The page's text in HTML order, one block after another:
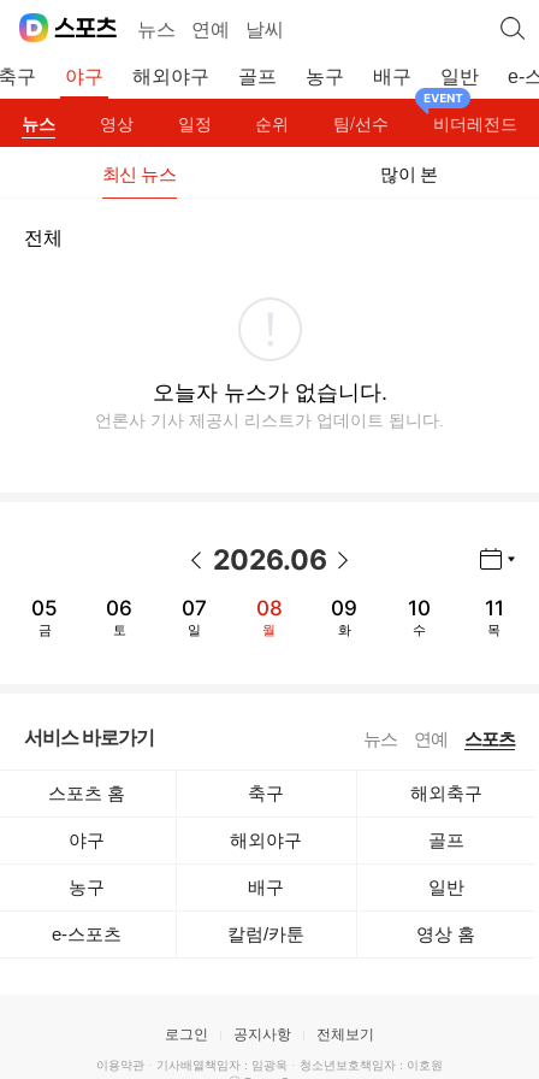
뉴스 연예 날씨
구 야구 해외야구 골프 농구 배구 일반 e-
뉴스 영상 일정 순위 팀/선수 비더레전드
최신 뉴스 많이 본
전체
오늘자 뉴스가 없습니다.
언론사 기사 제공시 리스트가 업데이트 됩니다.
2026.06
05
금
06
토
07
일
08
월
09
화
10
수
11
목
서비스 바로가기 뉴스 연예 스포츠
스포츠 홈 축구 해외축구
야구 해외야구 골프
농구 배구 일반
e-스포츠 칼럼/카툰 영상 홈
로그인 공지사항 전체보기
이용약관 · 기사배열책임자 : 임광욱 · 청소년보호책임자 : 이호원